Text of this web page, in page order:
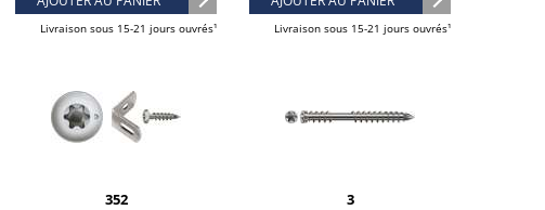
Livraison sous 15-21 jours ouvrés¹ Livraison sous 15-21 jours ouvrés¹
352 3